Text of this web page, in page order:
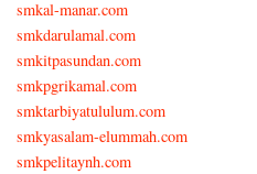
smkal-manar.com
smkdarulamal.com
smkitpasundan.com
smkpgrikamal.com
smktarbiyatululum.com
smkyasalam-elummah.com
smkpelitaynh.com